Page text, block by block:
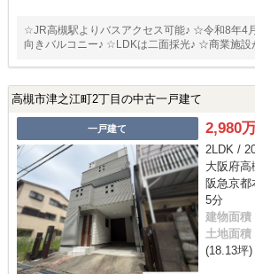
☆JR高槻駅よりバスアクセス可能♪ ☆令和8年4
向きバルコニー♪ ☆LDKは二面採光♪ ☆商業施設
高槻市津之江町2丁目の中古一戸建て
一戸建て 2,980
2LDK /
大阪府高
阪急京
5分
建物面積
土地面積
(18.13坪)